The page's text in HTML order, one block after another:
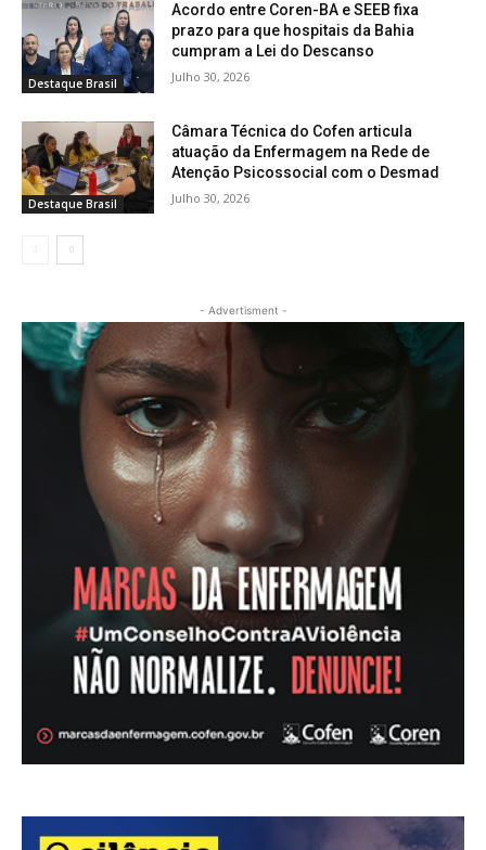
Destaque Brasil
Acordo entre Coren-BA e SEEB fixa
prazo para que hospitais da Bahia
cumpram a Lei do Descanso
Julho 30, 2026
Destaque Brasil
Câmara Técnica do Cofen articula
atuação da Enfermagem na Rede de
Atenção Psicossocial com o Desmad
Julho 30, 2026
- Advertisment -